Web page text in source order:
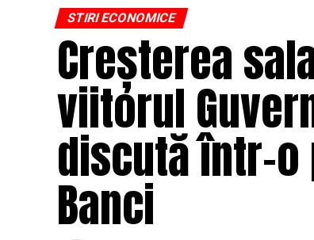
STIRI ECONOMICE
Creșterea
viitorul
discută într-o
Banci